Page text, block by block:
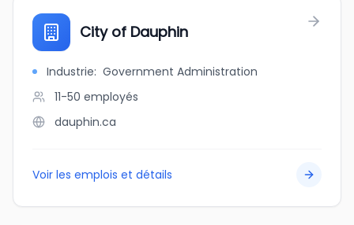
City of Dauphin
Industrie: Government Administration
11-50 employés
dauphin.ca
Voir les emplois et détails